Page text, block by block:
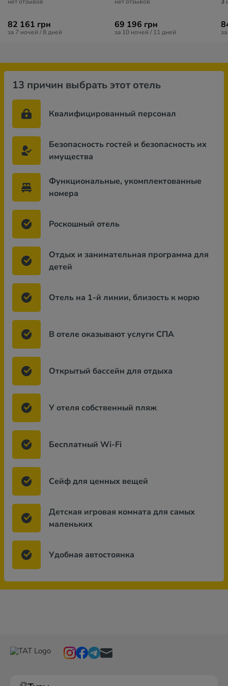
82 161 грн
за 7 ночей / 8 дней
69 196 грн
за 10 ночей / 11 дней
13 причин выбрать этот отель
Квалифицированный персонал
Безопасность гостей и безопасность их
имущества
Функциональные, укомплектованные
номера
Роскошный отель
Отдых и занимательная программа для
детей
Отель на 1-й линии, близость к морю
В отеле оказывают услуги СПА
Открытый бассейн для отдыха
У отеля собственный пляж
Бесплатный Wi-Fi
Сейф для ценных вещей
Детская игровая комната для самых
маленьких
Удобная автостоянка